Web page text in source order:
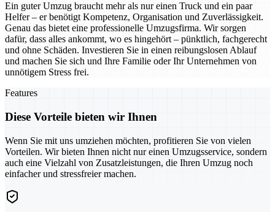
Ein guter Umzug braucht mehr als nur einen Truck und ein paar
Helfer – er benötigt Kompetenz, Organisation und Zuverlässigkeit.
Genau das bietet eine professionelle Umzugsfirma. Wir sorgen
dafür, dass alles ankommt, wo es hingehört – pünktlich, fachgerecht
und ohne Schäden. Investieren Sie in einen reibungslosen Ablauf
und machen Sie sich und Ihre Familie oder Ihr Unternehmen von
unnötigem Stress frei.
Features
Diese Vorteile bieten wir Ihnen
Wenn Sie mit uns umziehen möchten, profitieren Sie von vielen
Vorteilen. Wir bieten Ihnen nicht nur einen Umzugsservice, sondern
auch eine Vielzahl von Zusatzleistungen, die Ihren Umzug noch
einfacher und stressfreier machen.